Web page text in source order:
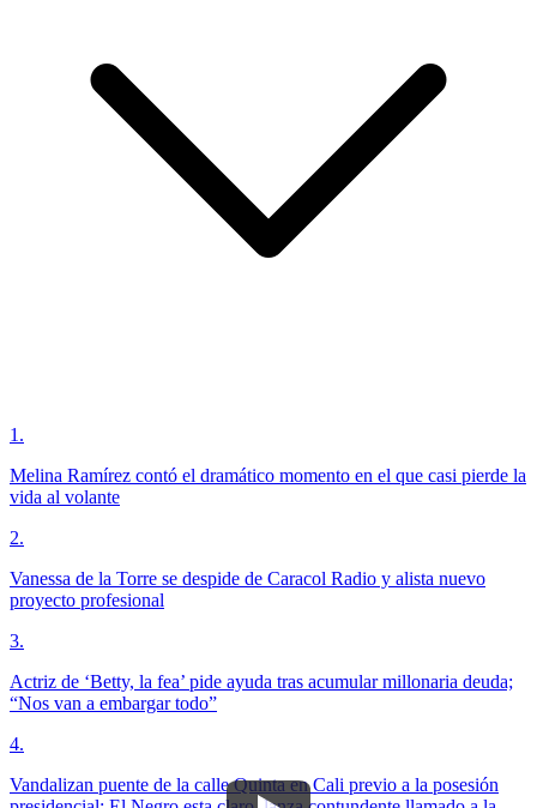
1 .
Melina Ramírez contó el dramático momento en el que casi pierde la
vida al volante
2.
Vanessa de la Torre se despide de Caracol Radio y alista nuevo
proyecto profesional
3.
Actriz de ‘Betty, la fea’ pide ayuda tras acumular millonaria deuda;
“Nos van a embargar todo”
4.
Vandalizan puente de la calle Quinta en Cali previo a la posesión